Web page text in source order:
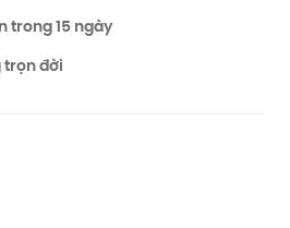
trong 15 ngày
trọn đời